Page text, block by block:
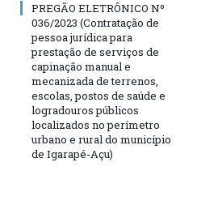
PREGÃO ELETRÔNICO Nº
036/2023 (Contratação de
pessoa jurídica para
prestação de serviços de
capinação manual e
mecanizada de terrenos,
escolas, postos de saúde e
logradouros públicos
localizados no perímetro
urbano e rural do município
de Igarapé-Açu)